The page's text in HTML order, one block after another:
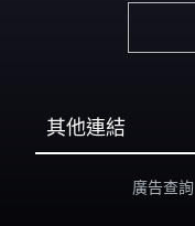
其他連結
廣告查詢